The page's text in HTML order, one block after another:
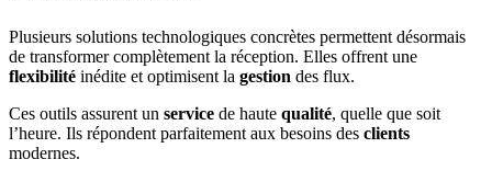
Plusieurs solutions technologiques concrètes permettent désormais
de transformer complètement la réception. Elles offrent une
flexibilité inédite et optimisent la gestion des flux.
Ces outils assurent un service de haute qualité, quelle que soit
l’heure. Ils répondent parfaitement aux besoins des clients
modernes.